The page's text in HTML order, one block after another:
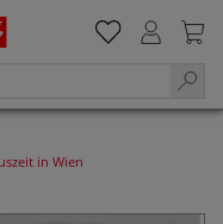
in Wien